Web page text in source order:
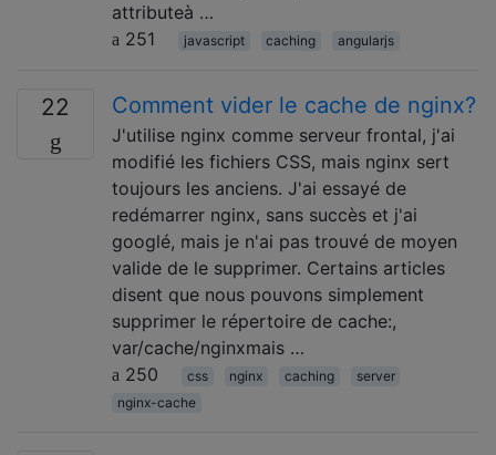
attributeà …
251
javascript caching angularjs
22 Comment vider le cache de nginx?
J'utilise nginx comme serveur frontal, j'ai
modifié les fichiers CSS, mais nginx sert
toujours les anciens. J'ai essayé de
redémarrer nginx, sans succès et j'ai
googlé, mais je n'ai pas trouvé de moyen
valide de le supprimer. Certains articles
disent que nous pouvons simplement
supprimer le répertoire de cache:,
var/cache/nginxmais …
250
css nginx caching
server
nginx-cache